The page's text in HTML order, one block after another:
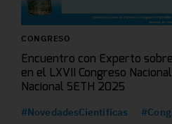
CONGRESO
Encuentro con Experto
en el LXVII Congreso
Nacional SETH 2025
#NovedadesCientificas